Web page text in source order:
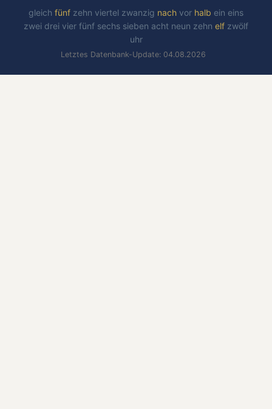
gleich fünf zehn viertel zwanzig nach vor halb ein eins
zwei drei vier fünf sechs sieben acht neun zehn elf zwölf
uhr
Letztes Datenbank-Update: 04.08.2026